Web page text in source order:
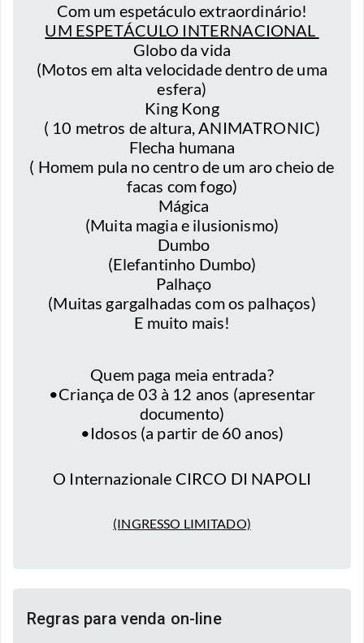
Com um espetáculo extraordinário!
UM ESPETÁCULO INTERNACIONAL
Globo da vida
(Motos em alta velocidade dentro de uma
esfera)
King Kong
( 10 metros de altura, ANIMATRONIC)
Flecha humana
( Homem pula no centro de um aro cheio de
facas com fogo)
Mágica
(Muita magia e ilusionismo)
Dumbo
(Elefantinho Dumbo)
Palhaço
(Muitas gargalhadas com os palhaços)
E muito mais!
Quem paga meia entrada?
•Criança de 03 à 12 anos (apresentar
documento)
•Idosos (a partir de 60 anos)
O Internazionale CIRCO DI NAPOLI
(INGRESSO LIMITADO)
Regras para venda on-line